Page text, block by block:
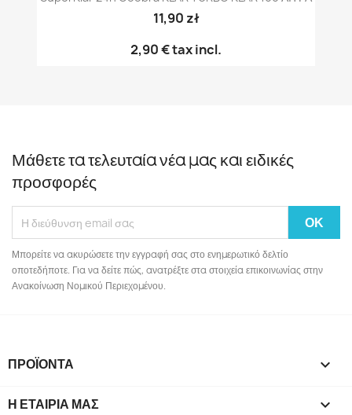
11,90 zł
2,90 €tax incl.
Μάθετε τα τελευταία νέα μας και ειδικές
προσφορές
Μπορείτε να ακυρώσετε την εγγραφή σας στο ενημερωτικό δελτίο
οποτεδήποτε. Για να δείτε πώς, ανατρέξτε στα στοιχεία επικοινωνίας στην
Ανακοίνωση Νομικού Περιεχομένου.
ΠΡΟΪΌΝΤΑ 
Η ΕΤΑΙΡΊΑ ΜΑΣ 